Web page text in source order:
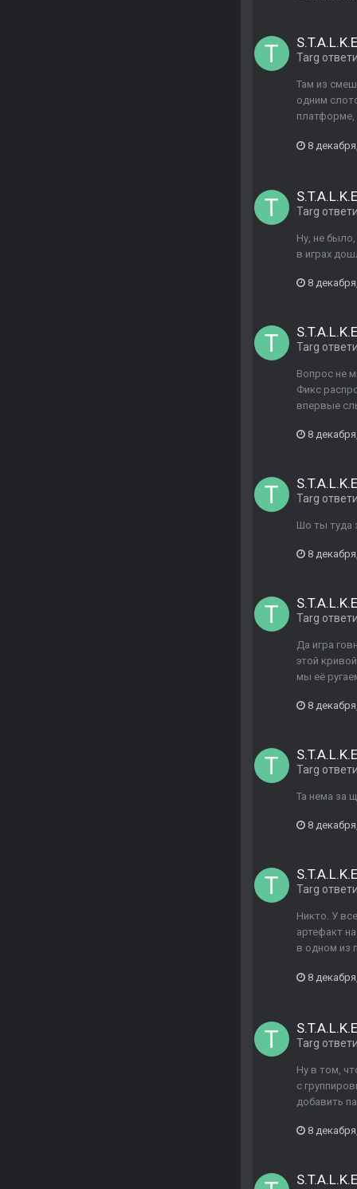
Targ
Там из
одним
платформе,
8
Targ
Ну, не
в играх
8
Targ
Вопрос не
Фикс
впервые
8
Targ
Шо ты туда
8
Targ
Да игра
этой
мы её
8
Targ
Та нема за
8
Targ
Никто. У
артефакт
в одном из
8
Targ
Ну в том,
с
добавить
8